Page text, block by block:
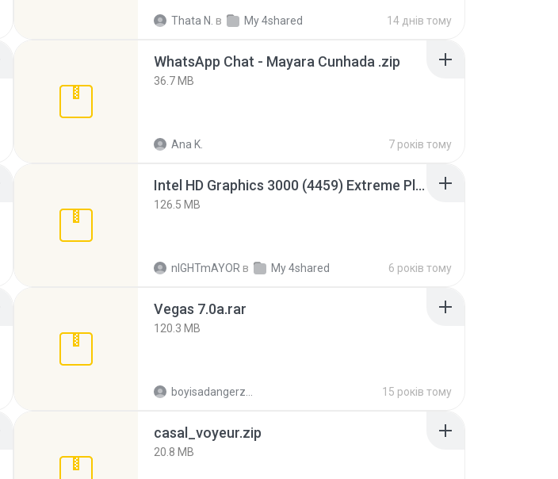
Thata N. в My 4shared 14 днів тому
WhatsApp Chat - Mayara Cunhada .zip
36.7 MB
Ana K. 7 років тому
Intel HD Graphics 3000 (4459) Extreme Plus 2.0.zip
126.5 MB
nIGHTmAYOR в My 4shared 6 років тому
Vegas 7.0a.rar
120.3 MB
15 років тому
casal_voyeur.zip
20.8 MB